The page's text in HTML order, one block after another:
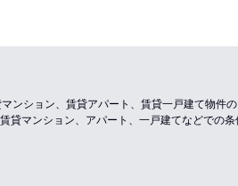
ション、賃貸アパート、賃貸一戸建て物件
マンション、アパート、一戸建てなどでの